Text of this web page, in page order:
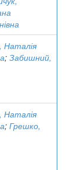
Наталія
; Забишний,
Наталія
; Грешко,